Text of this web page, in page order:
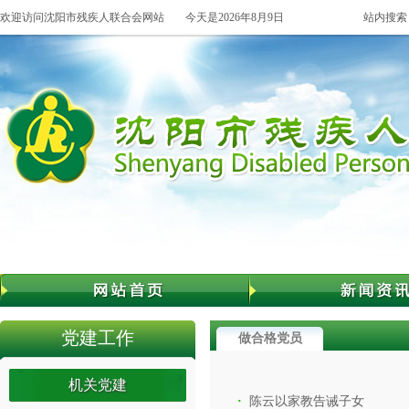
欢迎访问沈阳市残疾人联合会网站 今天是2026年8月9日 站内搜
党建工作
机关党建
做合格党员
陈云以家教告诫子女